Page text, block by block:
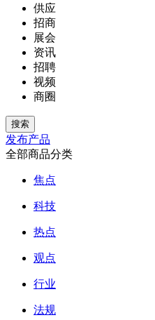
供应
招商
展会
资讯
招聘
视频
商圈
发布产品
全部商品分类
焦点
科技
热点
观点
行业
法规